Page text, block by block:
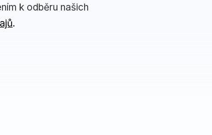
k odběru našich
.